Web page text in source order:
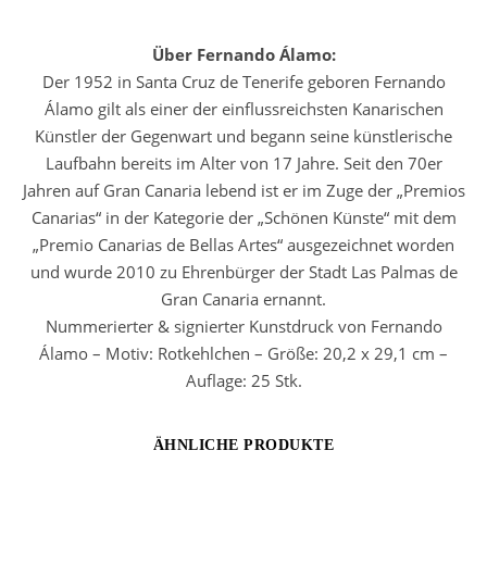
Über Fernando Álamo:
Der 1952 in Santa Cruz de Tenerife geboren Fernando
Álamo gilt als einer der einflussreichsten Kanarischen
Künstler der Gegenwart und begann seine künstlerische
Laufbahn bereits im Alter von 17 Jahre. Seit den 70er
Jahren auf Gran Canaria lebend ist er im Zuge der „Premios
Canarias“ in der Kategorie der „Schönen Künste“ mit dem
„Premio Canarias de Bellas Artes“ ausgezeichnet worden
und wurde 2010 zu Ehrenbürger der Stadt Las Palmas de
Gran Canaria ernannt.
Nummerierter & signierter Kunstdruck von Fernando
Álamo – Motiv: Rotkehlchen – Größe: 20,2 x 29,1 cm –
Auflage: 25 Stk.
ÄHNLICHE PRODUKTE